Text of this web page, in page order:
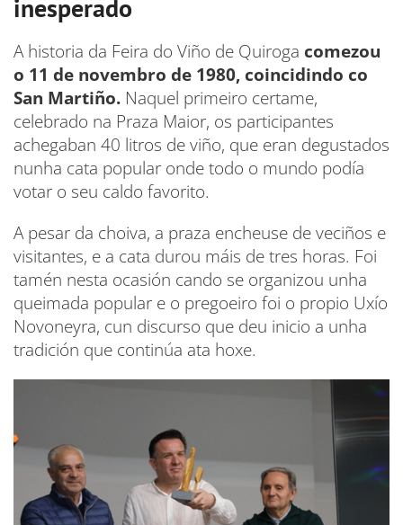
inesperado
A historia da Feira do Viño de Quiroga comezou
o 11 de novembro de 1980, coincidindo co
San Martiño. Naquel primeiro certame,
celebrado na Praza Maior, os participantes
achegaban 40 litros de viño, que eran degustados
nunha cata popular onde todo o mundo podía
votar o seu caldo favorito.
A pesar da choiva, a praza encheuse de veciños e
visitantes, e a cata durou máis de tres horas. Foi
tamén nesta ocasión cando se organizou unha
queimada popular e o pregoeiro foi o propio Uxío
Novoneyra, cun discurso que deu inicio a unha
tradición que continúa ata hoxe.